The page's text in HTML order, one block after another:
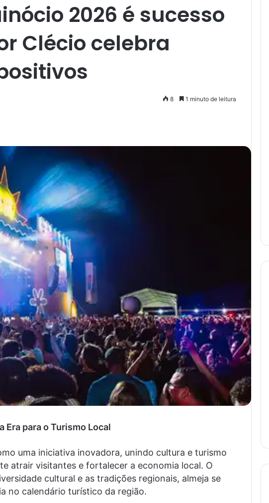
2026 é sucesso
Clécio celebra
8 1 minuto de leitura
Era para o Turismo Local
uma iniciativa inovadora, unindo cultura e turismo
atrair visitantes e fortalecer a economia local. O
cultural e as tradições regionais, almeja se
no calendário turístico da região.